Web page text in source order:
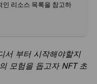
인 리소스 목록을 참고하
서 부터 시작해야할지
모험을 돕고자 NFT 초